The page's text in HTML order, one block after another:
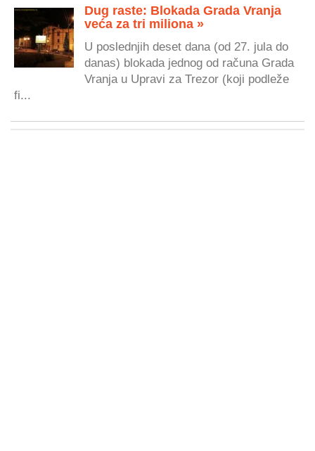
Dug raste: Blokada Grada Vranja
veća za tri miliona »
U poslednjih deset dana (od 27. jula do
danas) blokada jednog od računa Grada
Vranja u Upravi za Trezor (koji podleže
fi...